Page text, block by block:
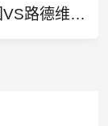
中央德国VS路德维希堡